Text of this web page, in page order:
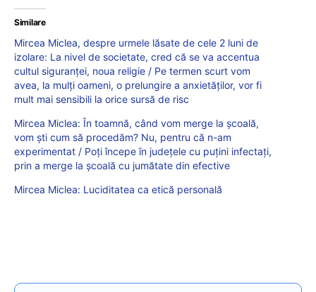
Similare
Mircea Miclea, despre urmele lăsate de cele 2 luni de
izolare: La nivel de societate, cred că se va accentua
cultul siguranței, noua religie / Pe termen scurt vom
avea, la mulți oameni, o prelungire a anxietăților, vor fi
mult mai sensibili la orice sursă de risc
Mircea Miclea: În toamnă, când vom merge la școală,
vom ști cum să procedăm? Nu, pentru că n-am
experimentat / Poți începe în județele cu puțini infectați,
prin a merge la școală cu jumătate din efective
Mircea Miclea: Luciditatea ca etică personală